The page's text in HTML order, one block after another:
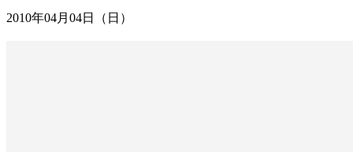
2010年04月04日（日）